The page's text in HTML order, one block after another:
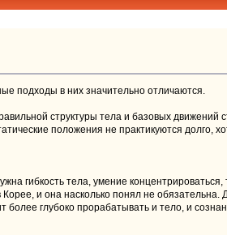
подходы в них значительно отличаются.
структуры тела и базовых движений
положения не практикуются долго,
гибкость тела, умение концентрироваться,
и она насколько понял не обязательна.
более глубоко прорабатывать и тело, и